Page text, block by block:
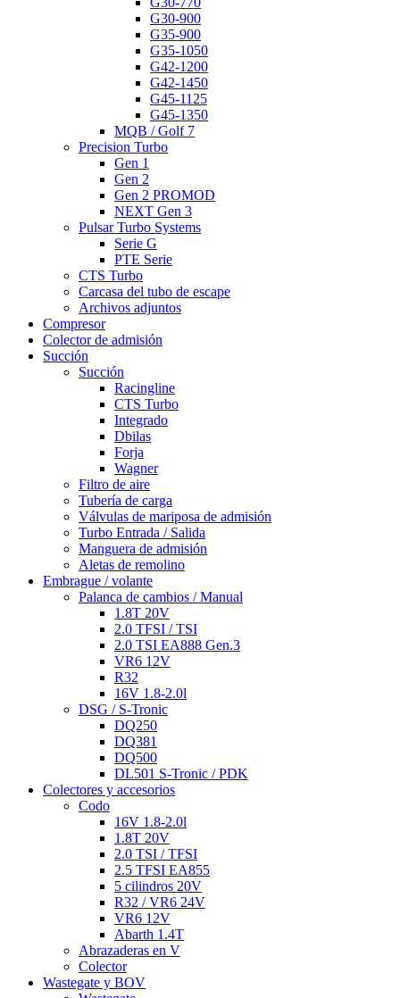
G30-900
G35-900
G35-1050
G42-1200
G42-1450
G45-1125
G45-1350
MQB / Golf 7
Precision Turbo
Gen 1
Gen 2
Gen 2 PROMOD
NEXT Gen 3
Pulsar Turbo Systems
Serie G
PTE Serie
CTS Turbo
Carcasa del tubo de escape
Archivos adjuntos
Compresor
Colector de admisión
Succión
Succión
Racingline
CTS Turbo
Integrado
Dbilas
Forja
Wagner
Filtro de aire
Tubería de carga
Válvulas de mariposa de admisión
Turbo Entrada / Salida
Manguera de admisión
Aletas de remolino
Embrague / volante
Palanca de cambios / Manual
1.8T 20V
2.0 TFSI / TSI
2.0 TSI EA888 Gen.3
VR6 12V
R32
16V 1.8-2.0l
DSG / S-Tronic
DQ250
DQ381
DQ500
DL501 S-Tronic / PDK
Colectores y accesorios
Codo
16V 1.8-2.0l
1.8T 20V
2.0 TSI / TFSI
2.5 TFSI EA855
5 cilindros 20V
R32 / VR6 24V
VR6 12V
Abarth 1.4T
Abrazaderas en V
Colector
Wastegate y BOV